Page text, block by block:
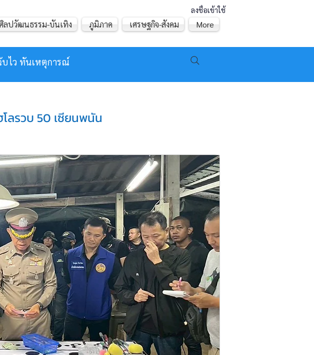
ลงชื่อเข้าใช้
บไว ทันเหตุการณ์
ลปวัฒนธรรม-บันเทิง ภูมิภาค เศรษฐกิจ-สังคม More
ลรวบ 50 เซียนพนัน